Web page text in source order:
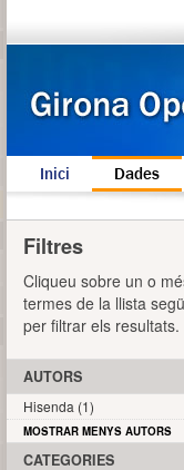
Inici Dades
Filtres
Cliqueu sobre un o
termes de la llista
per filtrar els resultats.
AUTORS
Hisenda (1)
MOSTRAR MENYS AUTORS
CATEGORIES